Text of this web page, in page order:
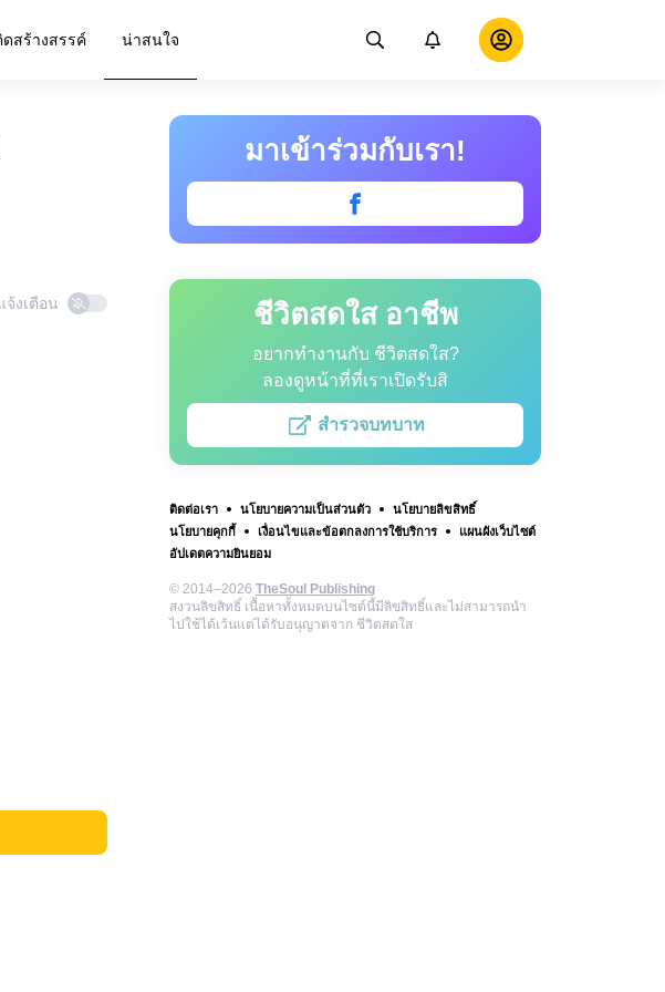
สร้างสรรค์ น่าสนใจ
มาเข้าร่วมกับเรา!
ชีวิตสดใส อาชีพ
อยากทำงานกับ ชีวิตสดใส?
ลองดูหน้าที่ที่เราเปิดรับสิ
สำรวจบทบาท
ติดต่อเรา นโยบายความเป็นส่วนตัว
นโยบายลิขสิทธิ์
นโยบายคุกกี้
เงื่อนไขและข้อตกลงการใช้บริการ
แผนผังเว็บไซต์
อัปเดตความยินยอม
© 2014–2026 TheSoul Publishing
สงวนลิขสิทธิ์ เนื้อหาทั้งหมดบนไซต์นี้มีลิขสิทธิ์และไม่สามารถนำ
ไปใช้ได้เว้นแต่ได้รับอนุญาตจาก ชีวิตสดใส
จ้งเตือน